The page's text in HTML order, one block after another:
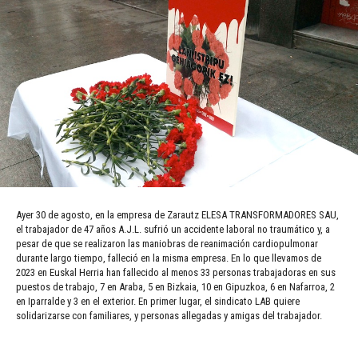
Ayer 30 de agosto, en la empresa de Zarautz ELESA TRANSFORMADORES SAU,
el trabajador de 47 años A.J.L. sufrió un accidente laboral no traumático y, a
pesar de que se realizaron las maniobras de reanimación cardiopulmonar
durante largo tiempo, falleció en la misma empresa. En lo que llevamos de
2023 en Euskal Herria han fallecido al menos 33 personas trabajadoras en sus
puestos de trabajo, 7 en Araba, 5 en Bizkaia, 10 en Gipuzkoa, 6 en Nafarroa, 2
en Iparralde y 3 en el exterior. En primer lugar, el sindicato LAB quiere
solidarizarse con familiares, y personas allegadas y amigas del trabajador.